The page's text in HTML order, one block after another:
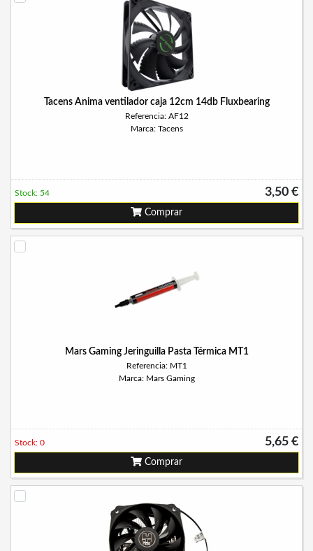
Tacens Anima ventilador caja 12cm 14db Fluxbearing
Referencia: AF12
Marca: Tacens
3,50 €
Stock: 54
Comprar
Mars Gaming Jeringuilla Pasta Térmica MT1
Referencia: MT1
Marca: Mars Gaming
5,65 €
Stock: 0
Comprar